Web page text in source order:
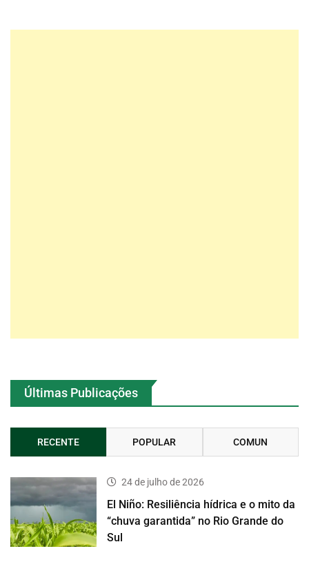
Últimas Publicações
RECENTE POPULAR COMUN
24 de julho de 2026
El Niño: Resiliência hídrica e o mito da
“chuva garantida” no Rio Grande do
Sul